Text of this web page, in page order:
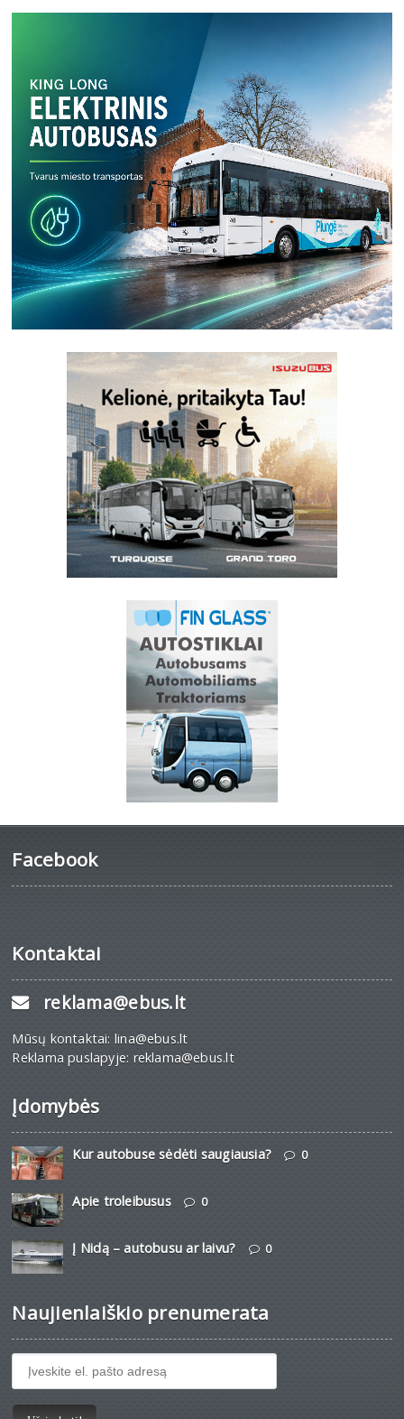
Facebook
Kontaktai
reklama@ebus.lt
Mūsų kontaktai: lina@ebus.lt
Reklama puslapyje: reklama@ebus.lt
Įdomybės
Kur autobuse sėdėti saugiausia? 0
Apie troleibusus 0
Į Nidą – autobusu ar laivu? 0
Naujienlaiškio prenumerata